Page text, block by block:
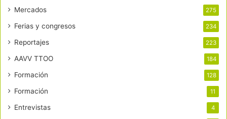
Mercados 275
Ferias y congresos 234
Reportajes 223
AAVV TTOO 184
Formación 128
Formación 11
Entrevistas 4